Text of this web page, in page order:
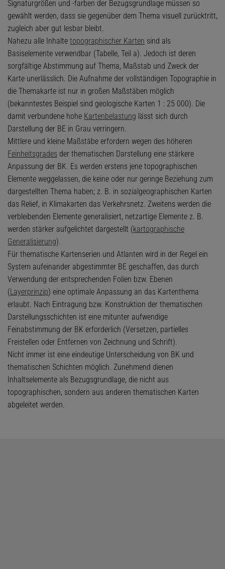
Signaturgrößen und -farben der Bezugsgrundlage müssen so
gewählt werden, dass sie gegenüber dem Thema visuell zurücktritt,
zugleich aber gut lesbar bleibt.
Nahezu alle Inhalte topographischer Karten sind als
Basiselemente verwendbar (Tabelle, Teil a). Jedoch ist deren
sorgfältige Abstimmung auf Thema, Maßstab und Zweck der
Karte unerlässlich. Die Aufnahme der vollständigen Topographie in
die Themakarte ist nur in großen Maßstäben möglich
(bekanntestes Beispiel sind geologische Karten 1 : 25 000). Die
damit verbundene hohe Kartenbelastung lässt sich durch
Darstellung der BE in Grau verringern.
Mittlere und kleine Maßstäbe erfordern wegen des höheren
Feinheitsgrades der thematischen Darstellung eine stärkere
Anpassung der BK. Es werden erstens jene topographischen
Elemente weggelassen, die keine oder nur geringe Beziehung zum
dargestellten Thema haben; z. B. in sozialgeographischen Karten
das Relief, in Klimakarten das Verkehrsnetz. Zweitens werden die
verbleibenden Elemente generalisiert, netzartige Elemente z. B.
werden stärker aufgelichtet dargestellt (kartographische
Generalisierung).
Für thematische Kartenserien und Atlanten wird in der Regel ein
System aufeinander abgestimmter BE geschaffen, das durch
Verwendung der entsprechenden Folien bzw. Ebenen
(Layerprinzip) eine optimale Anpassung an das Kartenthema
erlaubt. Nach Eintragung bzw. Konstruktion der thematischen
Darstellungsschichten ist eine mitunter aufwendige
Feinabstimmung der BK erforderlich (Versetzen, partielles
Freistellen oder Entfernen von Zeichnung und Schrift).
Nicht immer ist eine eindeutige Unterscheidung von BK und
thematischen Schichten möglich. Zunehmend dienen
Inhaltselemente als Bezugsgrundlage, die nicht aus
topographischen, sondern aus anderen thematischen Karten
abgeleitet werden.